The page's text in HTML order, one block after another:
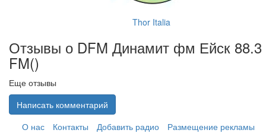
Thor Italia
Отзывы о DFM Динамит фм Ейск 88.3
FM()
Еще отзывы
Написать комментарий
О нас
Контакты Добавить радио
Размещение рекламы